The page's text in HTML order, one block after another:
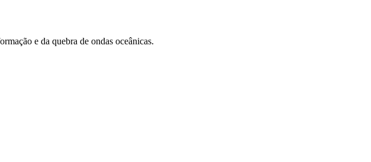
e da quebra de ondas oceânicas.